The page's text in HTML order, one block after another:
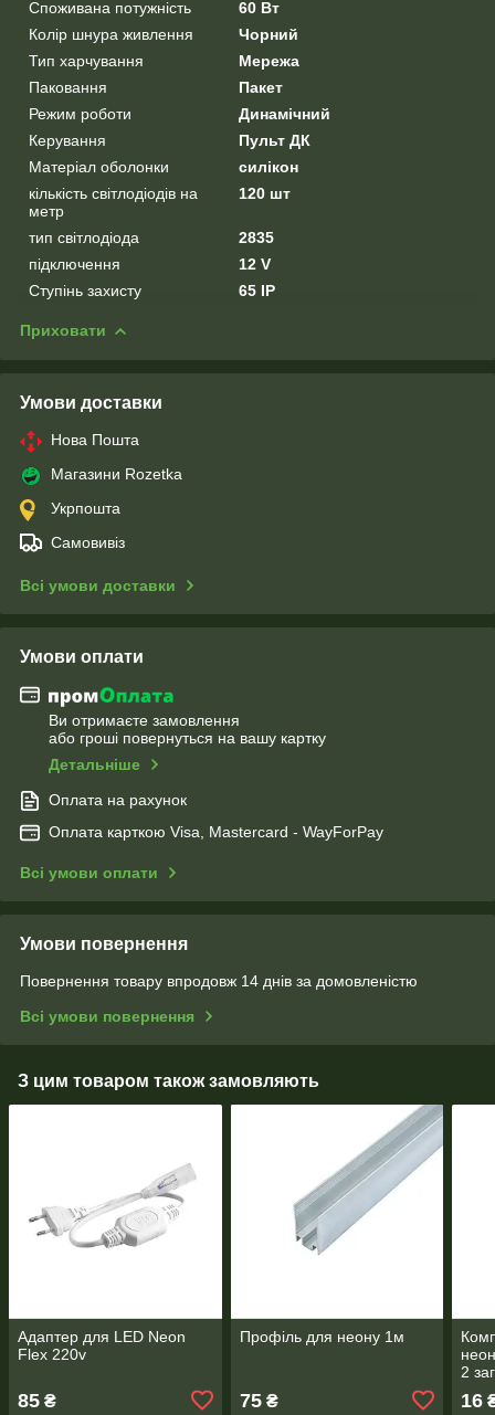
Споживана потужність
60 Вт
Колір шнура живлення
Чорний
Тип харчування
Мережа
Паковання
Пакет
Режим роботи
Динамічний
Керування
Пульт ДК
Матеріал оболонки
силікон
кількість світлодіодів на
метр
120 шт
тип світлодіода
2835
підключення
12 V
Ступінь захисту
65 IP
Приховати
Умови доставки
Нова Пошта
Магазини Rozetka
Укрпошта
Самовивіз
Всі умови доставки
Умови оплати
Ви отримаєте замовлення
або гроші повернуться на вашу картку
Детальніше
Оплата на рахунок
Оплата карткою Visa, Mastercard - WayForPay
Всі умови оплати
Умови повернення
Повернення товару впродовж 14 днів за домовленістю
Всі умови повернення
З цим товаром також замовляють
Адаптер для LED Neon
Flex 220v
85 ₴
Профіль для неону 1м
75₴
2
16